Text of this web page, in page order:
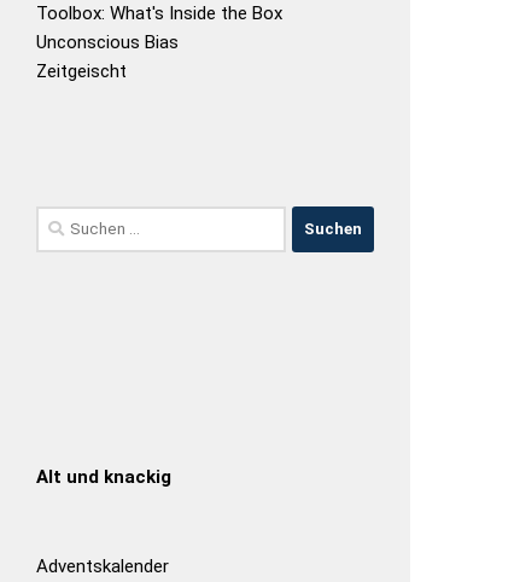
Toolbox: What's Inside the Box
Unconscious Bias
Zeitgeischt
Alt und knackig
Adventskalender